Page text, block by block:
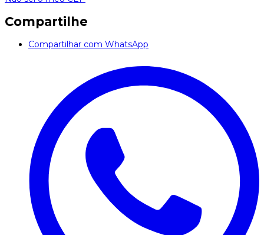
Compartilhe
Compartilhar com WhatsApp